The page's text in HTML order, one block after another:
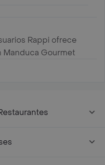
Rappi ofrece
Manduca Gourmet